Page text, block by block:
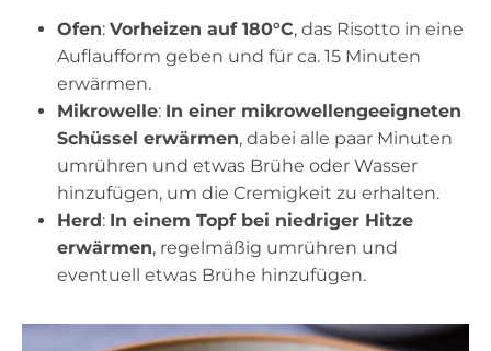
Ofen: Vorheizen auf 180°C, das Risotto in eine
Auflaufform geben und für ca. 15 Minuten
erwärmen.
Mikrowelle: In einer mikrowellengeeigneten
Schüssel erwärmen, dabei alle paar Minuten
umrühren und etwas Brühe oder Wasser
hinzufügen, um die Cremigkeit zu erhalten.
Herd: In einem Topf bei niedriger Hitze
erwärmen, regelmäßig umrühren und
eventuell etwas Brühe hinzufügen.